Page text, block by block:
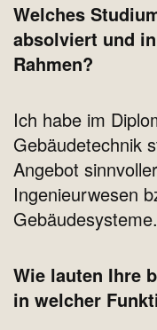
Welches
absolviert und
Rahmen?
Ich habe im
Gebäudetechnik
Angebot
Ingenieurwesen
Gebäudesysteme.
Wie lauten Ihre
in welcher